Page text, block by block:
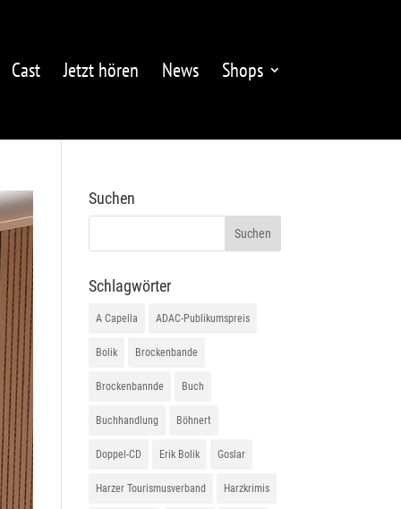
Cast Jetzt hören News Shops
Suchen
Schlagwörter
A Capella ADAC-Publikumspreis
Bolik Brockenbande
Brockenbannde Buch
Buchhandlung Böhnert
Doppel-CD Erik Bolik Goslar
Harzer Tourismusverband Harzkrimis